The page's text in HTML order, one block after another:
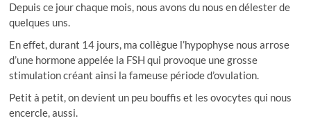
Depuis ce jour chaque mois, nous avons du nous en délester de
quelques uns.
En effet, durant 14 jours, ma collègue l’hypophyse nous arrose
d’une hormone appelée la FSH qui provoque une grosse
stimulation créant ainsi la fameuse période d’ovulation.
Petit à petit, on devient un peu bouffis et les ovocytes qui nous
encercle, aussi.